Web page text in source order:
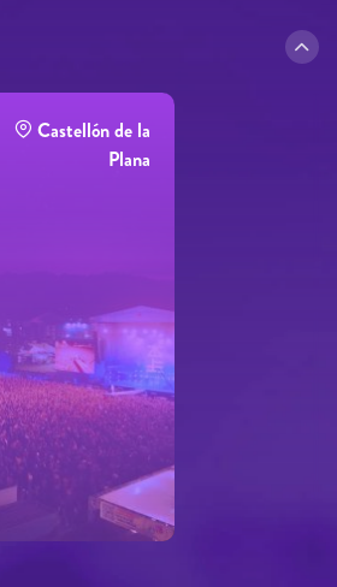
Castellón de la
Plana